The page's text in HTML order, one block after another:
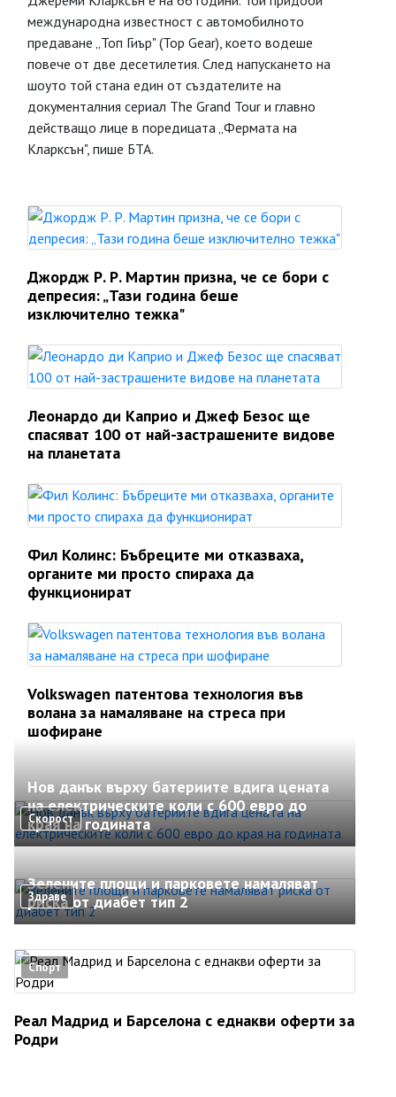
международна известност с автомобилното
предаване „Топ Гиър" (Top Gear), което водеше
повече от две десетилетия. След напускането на
шоуто той стана един от създателите на
документалния сериал The Grand Tour и главно
действащо лице в поредицата „Фермата на
Кларксън", пише БТА.
Джордж Р. Р. Мартин призна, че се бори с
депресия: „Тази година беше
изключително тежка"
Леонардо ди Каприо и Джеф Безос ще
спасяват 100 от най-застрашените видове
на планетата
Фил Колинс: Бъбреците ми отказваха,
органите ми просто спираха да
функционират
Volkswagen патентова технология във
волана за намаляване на стреса при
шофиране
Скорост
Нов данък върху батериите вдига цената
на електрическите коли с 600 евро до
края на годината
Здраве
Зелените площи и парковете намаляват
риска от диабет тип 2
Спорт
Реал Мадрид и Барселона с еднакви оферти за
Родри